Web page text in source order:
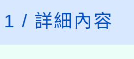
1 / 詳細內容